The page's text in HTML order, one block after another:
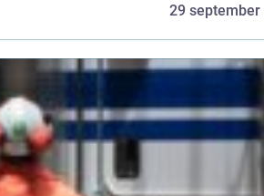
29 september